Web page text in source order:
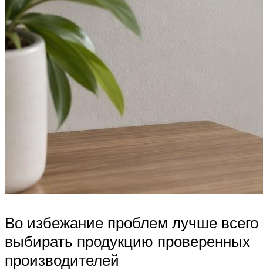
Во избежание проблем лучше всего
выбирать продукцию проверенных
производителей